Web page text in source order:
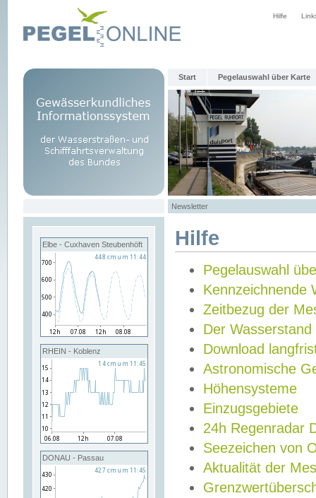
Hilfe
Start Pegelauswahl über Karte
Newsletter
Elbe - Cuxhaven Steubenhöft
RHEIN - Koblenz
DONAU - Passau
Hilfe
Pegelauswahl
Kennzeichnende
Zeitbezug der
Der Wasserstand
Download
Astronomische
Höhensysteme
Einzugsgebiete
24h Regenradar
Seezeichen von
Aktualität der